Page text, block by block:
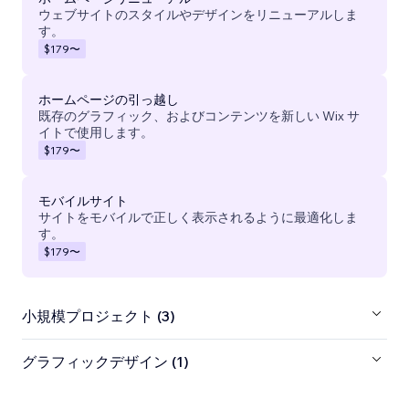
ウェブサイトのスタイルやデザインをリニューアルしま
す。
$179〜
ホームページの引っ越し
既存のグラフィック、およびコンテンツを新しい Wix サ
イトで使用します。
$179〜
モバイルサイト
サイトをモバイルで正しく表示されるように最適化しま
す。
$179〜
小規模プロジェクト (3)
グラフィックデザイン (1)